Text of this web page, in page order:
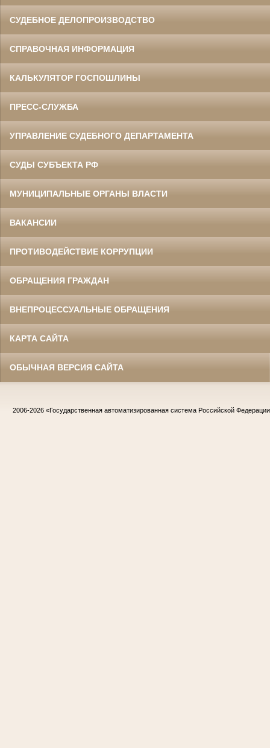
СУДЕБНОЕ ДЕЛОПРОИЗВОДСТВО
СПРАВОЧНАЯ ИНФОРМАЦИЯ
КАЛЬКУЛЯТОР ГОСПОШЛИНЫ
ПРЕСС-СЛУЖБА
УПРАВЛЕНИЕ СУДЕБНОГО ДЕПАРТАМЕНТА
СУДЫ СУБЪЕКТА РФ
МУНИЦИПАЛЬНЫЕ ОРГАНЫ ВЛАСТИ
ВАКАНСИИ
ПРОТИВОДЕЙСТВИЕ КОРРУПЦИИ
ОБРАЩЕНИЯ ГРАЖДАН
ВНЕПРОЦЕССУАЛЬНЫЕ ОБРАЩЕНИЯ
КАРТА САЙТА
ОБЫЧНАЯ ВЕРСИЯ САЙТА
2006-2026 «Государственная автоматизированная система Российской